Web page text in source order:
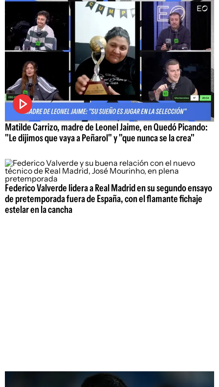
Matilde Carrizo, madre de Leonel Jaime, en Quedó Picando:
"Le dijimos que vaya a Peñarol" y "que nunca se la crea"
Federico Valverde lidera a Real Madrid en su segundo ensayo
de pretemporada fuera de España, con el flamante fichaje
estelar en la cancha